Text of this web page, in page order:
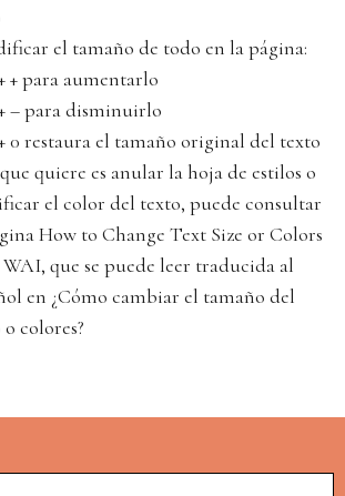
el tamaño de todo en la página:
+ para aumentarlo
– para disminuirlo
0 restaura el tamaño original del texto
quiere es anular la hoja de estilos o
el color del texto, puede consultar
How to Change Text Size or Colors
que se puede leer traducida al
en ¿Cómo cambiar el tamaño del
colores?